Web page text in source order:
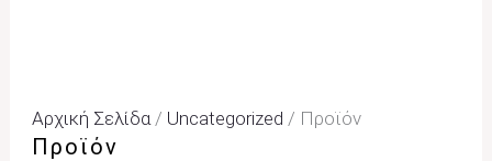
Αρχική Σελίδα / Uncategorized / Προϊόν
Προϊόν